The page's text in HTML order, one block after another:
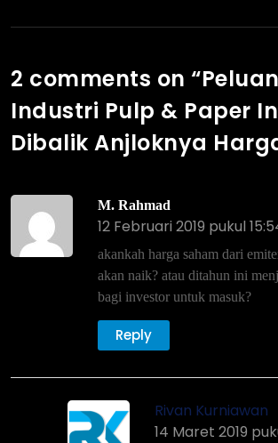
2 comments on “
Industri Pulp & Paper
Dibalik Anjloknya
M. Rahmad
12 Februari 2019 pukul
akankah harga saham dari
akan naik? atau ditahun ini
bagi investor untuk masuk?
Reply
Rivan Kurniawan
14 Maret 2019